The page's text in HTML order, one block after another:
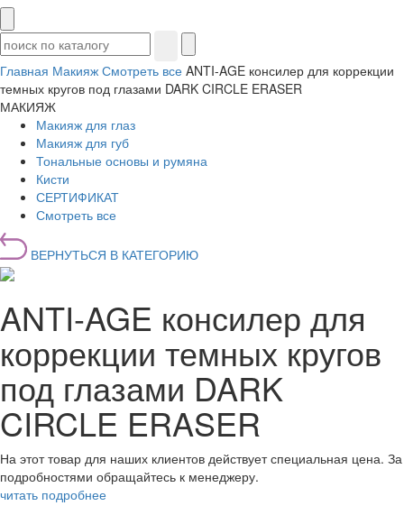
Главная Макияж Смотреть все ANTI-AGE консилер для коррекции
темных кругов под глазами DARK CIRCLE ERASER
МАКИЯЖ
Макияж для глаз
Макияж для губ
Тональные основы и румяна
Кисти
СЕРТИФИКАТ
Смотреть все
ВЕРНУТЬСЯ В КАТЕГОРИЮ
ANTI-AGE консилер для
коррекции темных кругов
под глазами DARK
CIRCLE ERASER
На этот товар для наших клиентов действует специальная цена. За
подробностями обращайтесь к менеджеру.
читать подробнее